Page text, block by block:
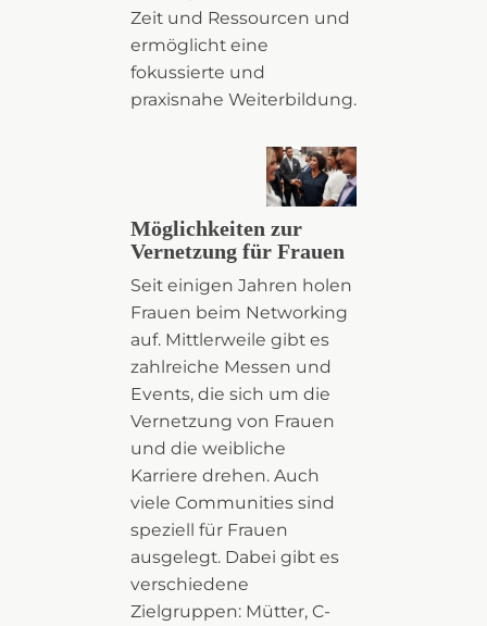
Zeit und Ressourcen und
ermöglicht eine
fokussierte und
praxisnahe Weiterbildung.
Möglichkeiten zur
Vernetzung für Frauen
Seit einigen Jahren holen
Frauen beim Networking
auf. Mittlerweile gibt es
zahlreiche Messen und
Events, die sich um die
Vernetzung von Frauen
und die weibliche
Karriere drehen. Auch
viele Communities sind
speziell für Frauen
ausgelegt. Dabei gibt es
verschiedene
Zielgruppen: Mütter, C-